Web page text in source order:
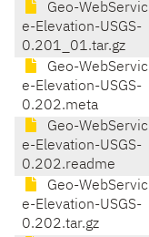
Geo-WebServic
e-Elevation-USGS-
0.201_01.tar.gz
Geo-WebServic
e-Elevation-USGS-
0.202.meta
Geo-WebServic
e-Elevation-USGS-
0.202.readme
Geo-WebServic
e-Elevation-USGS-
0.202.tar.gz